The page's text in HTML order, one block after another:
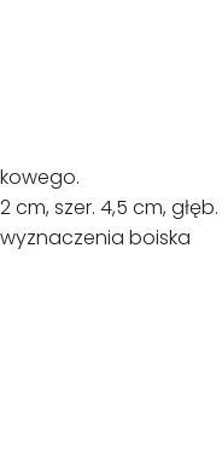
cm, szer. 4,5 cm,
boiska